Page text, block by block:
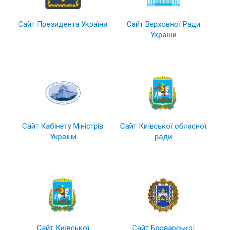
Сайт Президента України
Сайт Верховної Ради
України
Сайт Кабінету Міністрів
України
Сайт Київської обласної
ради